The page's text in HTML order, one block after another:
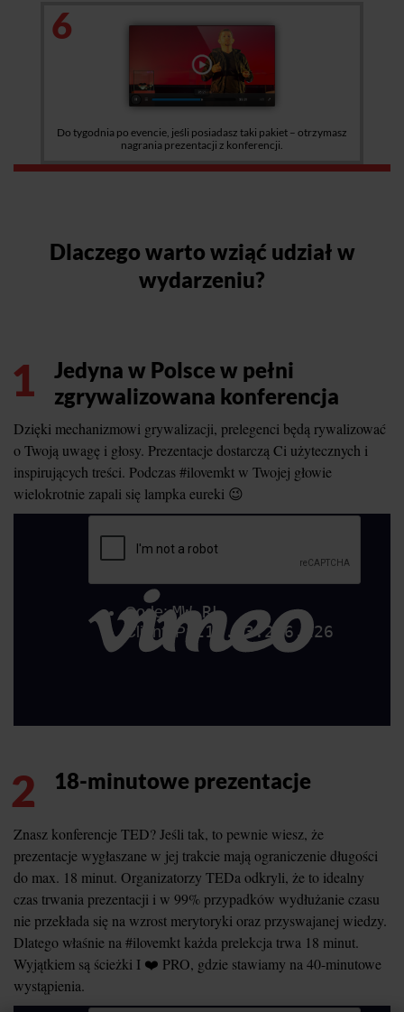
6
Do tygodnia po evencie, jeśli posiadasz taki pakiet – otrzymasz
nagrania prezentacji z konferencji.
Dlaczego warto wziąć udział w
wydarzeniu?
1
Jedyna w Polsce w pełni
zgrywalizowana konferencja
Dzięki mechanizmowi grywalizacji, prelegenci będą rywalizować
o Twoją uwagę i głosy. Prezentacje dostarczą Ci użytecznych i
inspirujących treści. Podczas #ilovemkt w Twojej głowie
wielokrotnie zapali się lampka eureki 😉
2 18-minutowe prezentacje
Znasz konferencje TED? Jeśli tak, to pewnie wiesz, że
prezentacje wygłaszane w jej trakcie mają ograniczenie długości
do max. 18 minut. Organizatorzy TEDa odkryli, że to idealny
czas trwania prezentacji i w 99% przypadków wydłużanie czasu
nie przekłada się na wzrost merytoryki oraz przyswajanej wiedzy.
Dlatego właśnie na #ilovemkt każda prelekcja trwa 18 minut.
Wyjątkiem są ścieżki I ❤️ PRO, gdzie stawiamy na 40-minutowe
wystąpienia.